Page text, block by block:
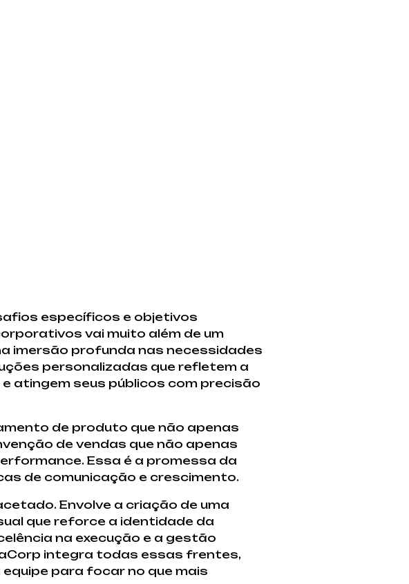
específicos e objetivos
vai muito além de um
imersão profunda nas necessidades
personalizadas que refletem a
atingem seus públicos com precisão
de produto que não apenas
de vendas que não apenas
Essa é a promessa da
de comunicação e crescimento.
Envolve a criação de uma
que reforce a identidade da
na execução e a gestão
integra todas essas frentes,
para focar no que mais